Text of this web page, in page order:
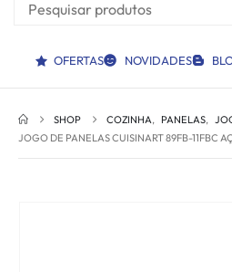
OFERTAS NOVIDADES
SHOP COZINHA, PANELAS,
JOGO DE PANELAS CUISINART 89FB-11FBC